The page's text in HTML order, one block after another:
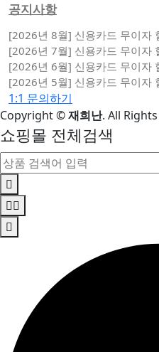
공지사항
[2026년 8월] 신용카드 무이자
[2026년 7월] 신용카드 무이자
[2026년 6월] 신용카드 무이자
[2026년 5월] 신용카드 무이자
1:1 문의하기
Copyright©재희난. All
쇼핑몰 전체검색